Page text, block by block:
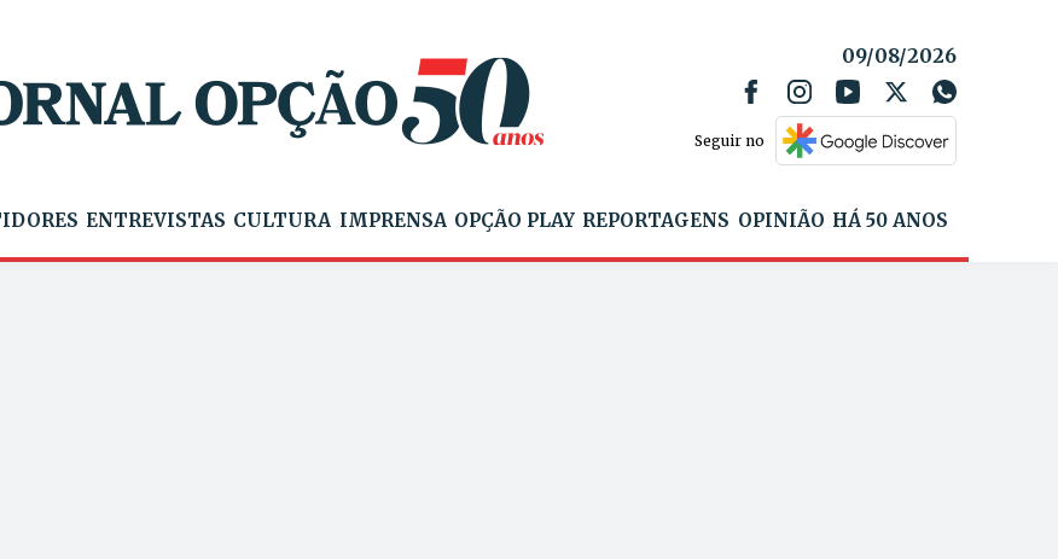
09/08/2026
Seguir no
ENTREVISTAS CULTURA IMPRENSA OPÇÃO PLAY REPORTAGENS OPINIÃO HÁ 50 ANOS